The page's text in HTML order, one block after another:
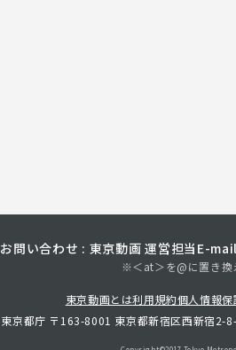
お問い合わせ : 東京動画 運営担当 E-
※＜at＞を@に置き換
東京動画とは利用規約個人情報保
東京都庁 〒163-8001 東京都新宿区西新宿2-